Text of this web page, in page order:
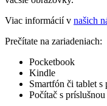
Viac informácií v našich
Prečítate na zariadeniach:
Pocketbook
Kindle
Smartfón či tablet s
Počítač s